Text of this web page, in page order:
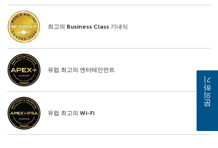
최고의 Business Class 기내식
유럽 최고의 엔터테인먼트
유럽 최고의 Wi-Fi
문의하기